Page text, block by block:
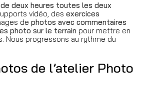
deux heures toutes les deux
vidéo, des exercices
de photos avec commentaires
photo sur le terrain pour mettre en
Nous progressons au rythme du
de l’atelier Photo